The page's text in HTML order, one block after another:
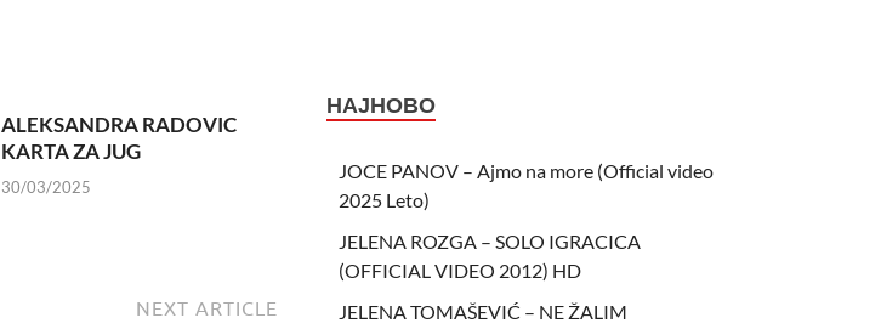
ALEKSANDRA RADOVIC
KARTA ZA JUG
30/03/2025
NEXT ARTICLE
НАЈНОВО
JOCE PANOV – Ajmo na more (Official video
2025 Leto)
JELENA ROZGA – SOLO IGRACICA
(OFFICIAL VIDEO 2012) HD
JELENA TOMAŠEVIĆ – NE ŽALIM